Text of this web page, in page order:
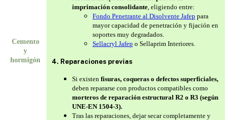
Cemento
y
hormigón
imprimación consolidante , eligiendo entre:
Fondo Penetrante al Disolvente Jafep para
mayor capacidad de penetración y fijación en
soportes muy degradados.
Sellacryl Jafep o Sellaprim Interiores.
4. Reparaciones previas
Si existen fisuras, coqueras o defectos superficiales,
deben repararse con productos compatibles como
morteros de reparación estructural R2 o R3 (según
UNE-EN 1504-3).
Tras las reparaciones, dejar secar completamente y